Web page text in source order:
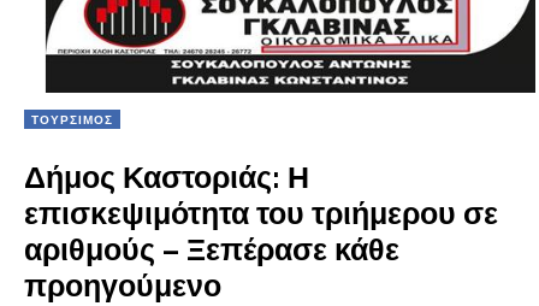
ΤΟΥΡΣΙΜΟΣ
Δήμος Καστοριάς: Η
επισκεψιμότητα του τριήμερου σε
αριθμούς – Ξεπέρασε κάθε
προηγούμενο